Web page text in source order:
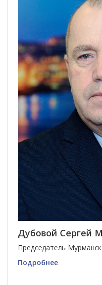
Дубовой Сергей
Председатель
Подробнее